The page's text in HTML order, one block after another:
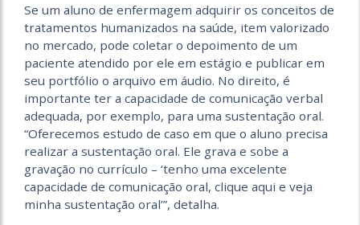
Se um aluno de enfermagem adquirir os conceitos de
tratamentos humanizados na saúde, item valorizado
no mercado, pode coletar o depoimento de um
paciente atendido por ele em estágio e publicar em
seu portfólio o arquivo em áudio. No direito, é
importante ter a capacidade de comunicação verbal
adequada, por exemplo, para uma sustentação oral.
“Oferecemos estudo de caso em que o aluno precisa
realizar a sustentação oral. Ele grava e sobe a
gravação no currículo – ‘tenho uma excelente
capacidade de comunicação oral, clique aqui e veja
minha sustentação oral’”, detalha.